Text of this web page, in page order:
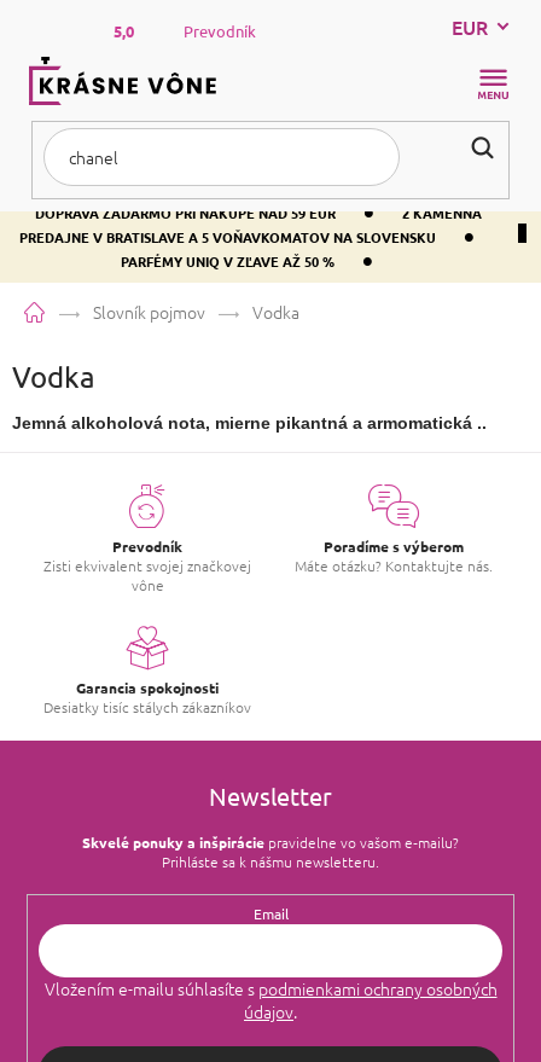
obsah
DOPRAVA ZADARMO PRI NÁKUPE NAD 59 EUR •
2 KAMENNÁ
PREDAJNE V BRATISLAVE A 5 VOŇAVKOMATOV NA SLOVENSKU
•
PARFÉMY UNIQ V ZĽAVE AŽ 50 % •
5,0 Prevodník EUR
DomovSlovník pojmov Vodka
Vodka
Jemná alkoholová nota, mierne pikantná a armomatická ..
Prevodník
Zisti ekvivalent svojej značkovej
vône
Poradíme s výberom
Máte otázku? Kontaktujte nás.
Garancia spokojnosti
Desiatky tisíc stálych zákazníkov
Newsletter
Skvelé ponuky a inšpirácie pravidelne vo vašom e‑mailu?
Prihláste sa k nášmu newsletteru.
Email
Vložením e-mailu súhlasíte s podmienkami ochrany osobných
údajov.